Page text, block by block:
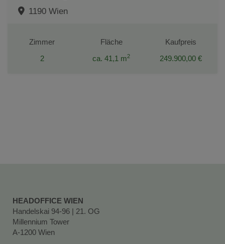
1190 Wien
Zimmer
2
Fläche
ca. 41,1 m2
Kaufpreis
249.900,00 €
HEADOFFICE WIEN
Handelskai 94-96 | 21. OG
Millennium Tower
A-1200 Wien